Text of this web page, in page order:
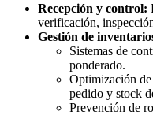
Recepción y control:
verificación,
Gestión de
Sistemas de
ponderado.
Optimización de
pedido y stock
Prevención de